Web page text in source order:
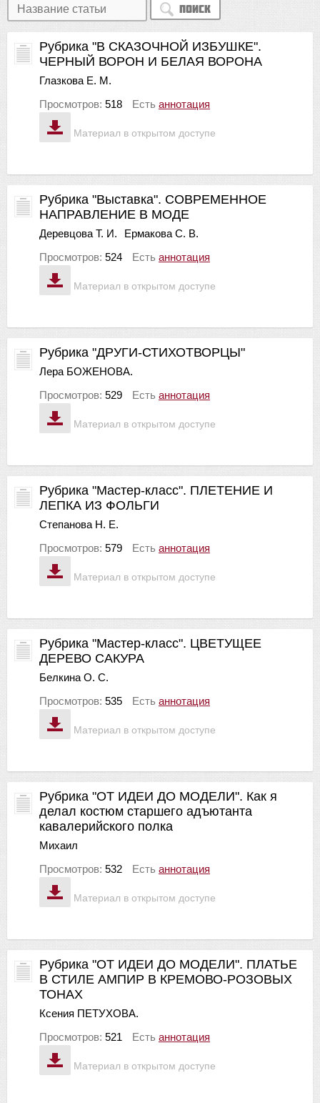
Поиск
Материал в открытом доступе
Рубрика "В СКАЗОЧНОЙ ИЗБУШКЕ".
ЧЕРНЫЙ ВОРОН И БЕЛАЯ ВОРОНА
Глазкова Е. М.
Просмотров: 518 Есть аннотация
Материал в открытом доступе
Рубрика "Выставка". СОВРЕМЕННОЕ
НАПРАВЛЕНИЕ В МОДЕ
Деревцова Т. И.
Ермакова С. В.
Просмотров: 524 Есть аннотация
Материал в открытом доступе
Рубрика "ДРУГИ-СТИХОТВОРЦЫ"
Лера БОЖЕНОВА.
Просмотров: 529 Есть аннотация
Материал в открытом доступе
Рубрика "Мастер-класс". ПЛЕТЕНИЕ И
ЛЕПКА ИЗ ФОЛЬГИ
Степанова Н. Е.
Просмотров: 579 Есть аннотация
Материал в открытом доступе
Рубрика "Мастер-класс". ЦВЕТУЩЕЕ
ДЕРЕВО САКУРА
Белкина О. С.
Просмотров: 535 Есть аннотация
Материал в открытом доступе
Рубрика "ОТ ИДЕИ ДО МОДЕЛИ". Как я
делал костюм старшего адъютанта
кавалерийского полка
Михаил
Просмотров: 532 Есть аннотация
Материал в открытом доступе
Рубрика "ОТ ИДЕИ ДО МОДЕЛИ". ПЛАТЬЕ
В СТИЛЕ АМПИР В КРЕМОВО-РОЗОВЫХ
ТОНАХ
Ксения ПЕТУХОВА.
Просмотров: 521 Есть аннотация